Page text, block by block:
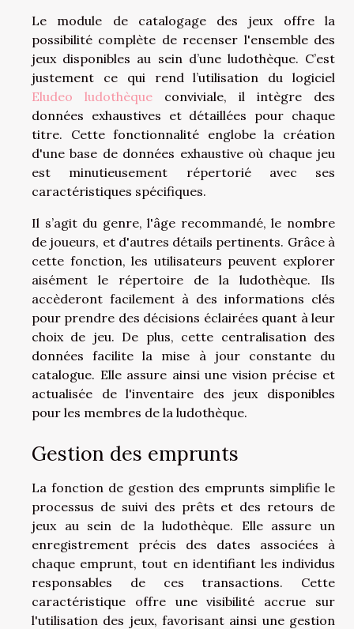
Le module de catalogage des jeux offre la
possibilité complète de recenser l'ensemble des
jeux disponibles au sein d’une ludothèque. C’est
justement ce qui rend l’utilisation du logiciel
Eludeo ludothèque conviviale, il intègre des
données exhaustives et détaillées pour chaque
titre. Cette fonctionnalité englobe la création
d'une base de données exhaustive où chaque jeu
est minutieusement répertorié avec ses
caractéristiques spécifiques.
Il s’agit du genre, l'âge recommandé, le nombre
de joueurs, et d'autres détails pertinents. Grâce à
cette fonction, les utilisateurs peuvent explorer
aisément le répertoire de la ludothèque. Ils
accèderont facilement à des informations clés
pour prendre des décisions éclairées quant à leur
choix de jeu. De plus, cette centralisation des
données facilite la mise à jour constante du
catalogue. Elle assure ainsi une vision précise et
actualisée de l'inventaire des jeux disponibles
pour les membres de la ludothèque.
Gestion des emprunts
La fonction de gestion des emprunts simplifie le
processus de suivi des prêts et des retours de
jeux au sein de la ludothèque. Elle assure un
enregistrement précis des dates associées à
chaque emprunt, tout en identifiant les individus
responsables de ces transactions. Cette
caractéristique offre une visibilité accrue sur
l'utilisation des jeux, favorisant ainsi une gestion